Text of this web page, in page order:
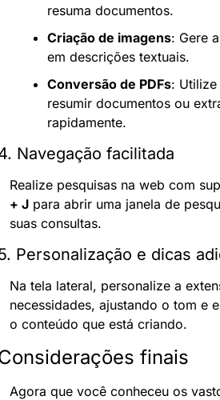
resuma documentos.
Criação de imagens: Gere
em descrições textuais.
Conversão de PDFs: Utilize
resumir documentos ou
rapidamente.
Navegação facilitada
Realize pesquisas na web com
+ J para abrir uma janela de
suas consultas.
Personalização e dicas
Na tela lateral, personalize a
necessidades, ajustando o tom e
o conteúdo que está criando.
finais
Agora que você conheceu os